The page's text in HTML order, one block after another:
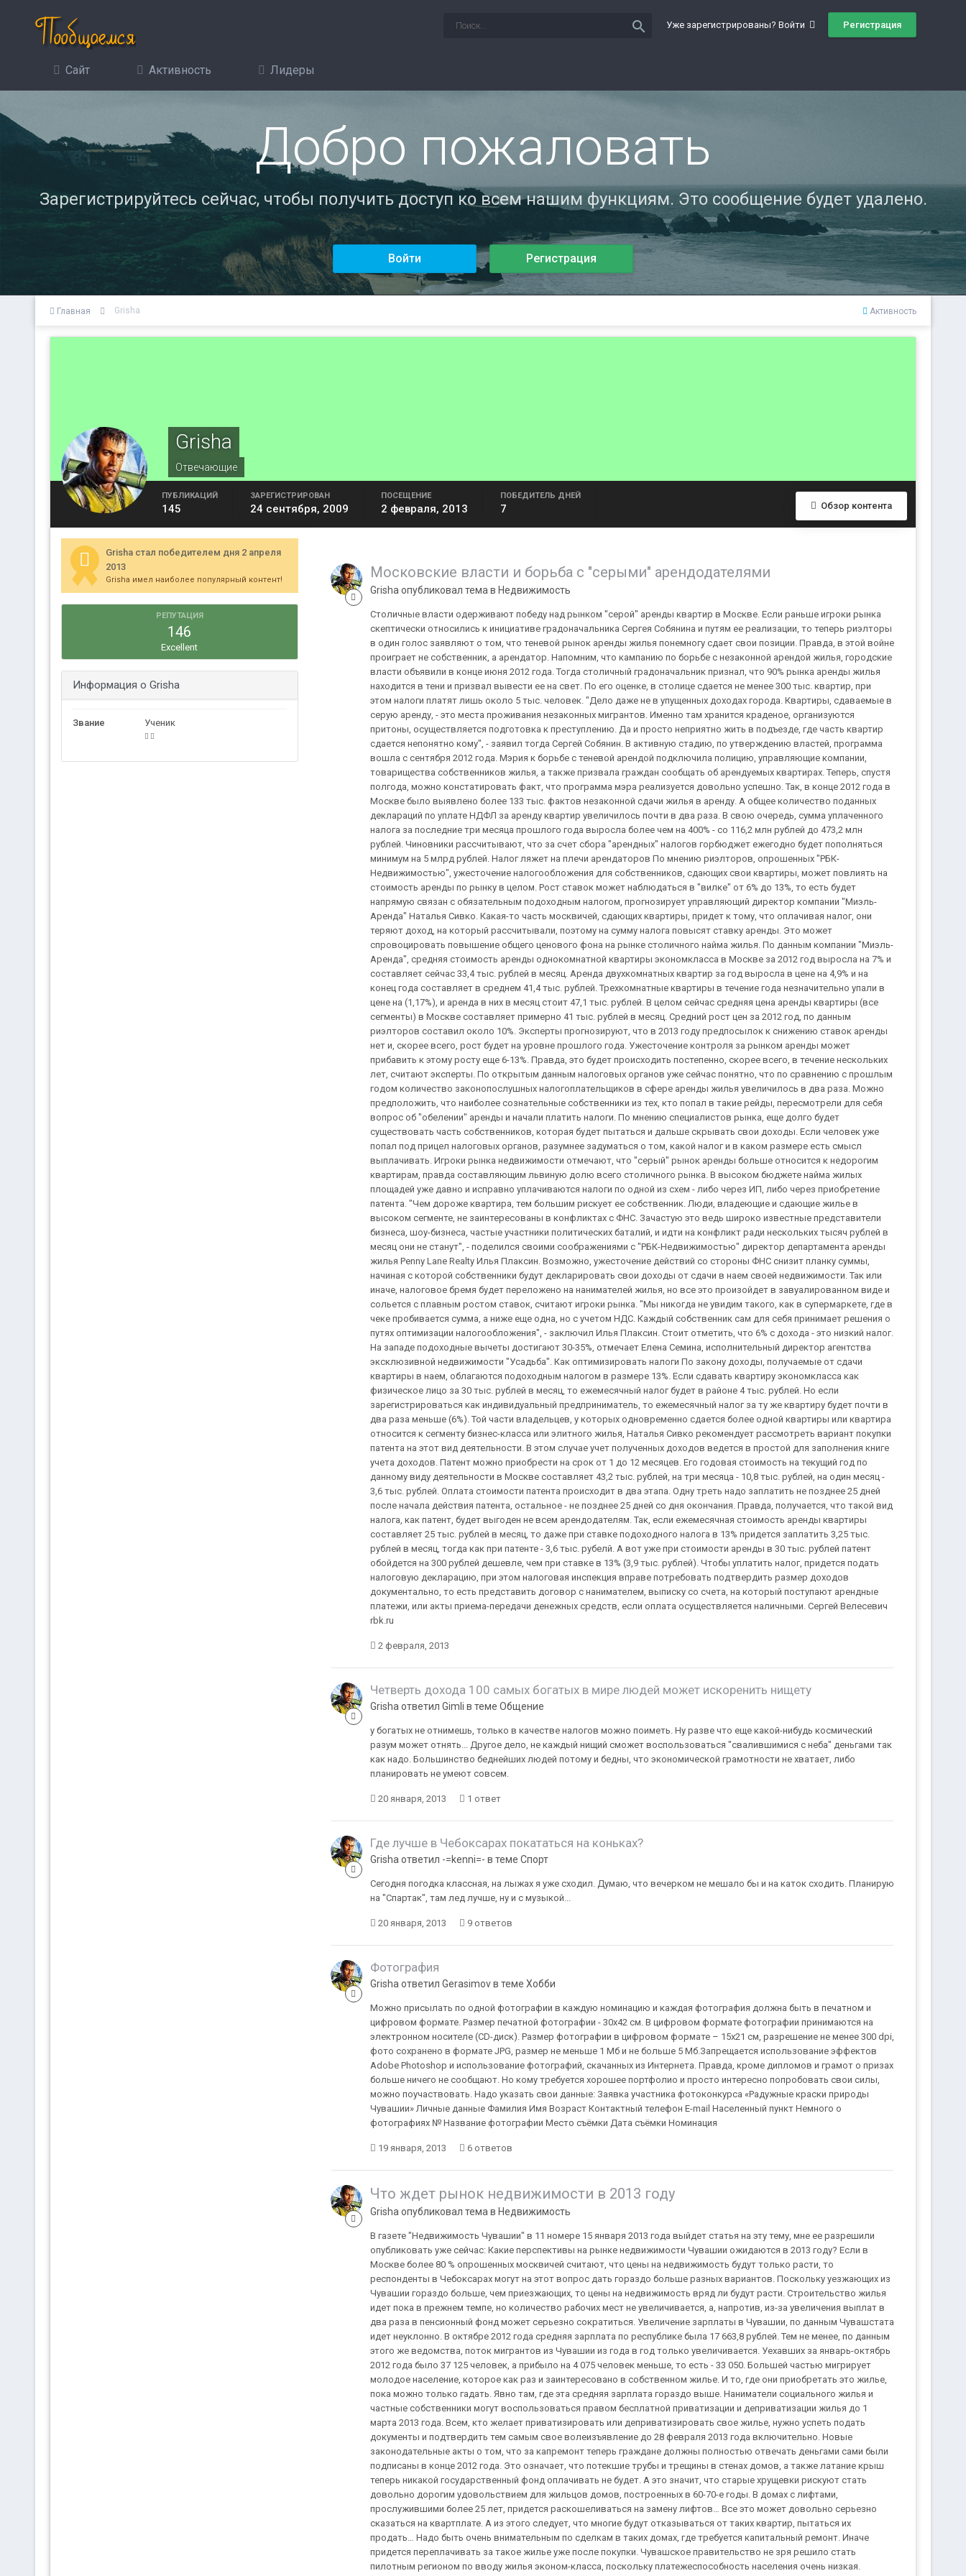
Уже зарегистрированы? Войти Регистрация
search
Сайт Активность Лидеры
Добро пожаловать
Зарегистрируйтесь сейчас, чтобы получить доступ ко всем нашим функциям. Это сообщение будет удалено.
Войти Регистрация
Активность
Главная Grisha
Grisha
Отвечающие
Обзор контента
ПУБЛИКАЦИЙ
145
ЗАРЕГИСТРИРОВАН
24 сентября, 2009
ПОСЕЩЕНИЕ
2 февраля, 2013
ПОБЕДИТЕЛЬ ДНЕЙ
7
Grisha стал победителем дня 2 апреля
2013
Grisha имел наиболее популярный контент!
РЕПУТАЦИЯ
146
Excellent
Информация о Grisha
Звание Ученик
Московские власти и борьба с "серыми" арендодателями
Grisha опубликовал тема в Недвижимость
Столичные власти одерживают победу над рынком "серой" аренды квартир в Москве. Если раньше игроки рынка
скептически относились к инициативе градоначальника Сергея Собянина и путям ее реализации, то теперь риэлторы
в один голос заявляют о том, что теневой рынок аренды жилья понемногу сдает свои позиции. Правда, в этой войне
проиграет не собственник, а арендатор. Напомним, что кампанию по борьбе с незаконной арендой жилья, городские
власти объявили в конце июня 2012 года. Тогда столичный градоначальник признал, что 90% рынка аренды жилья
находится в тени и призвал вывести ее на свет. По его оценке, в столице сдается не менее 300 тыс. квартир, при
этом налоги платят лишь около 5 тыс. человек. "Дело даже не в упущенных доходах города. Квартиры, сдаваемые в
серую аренду, - это места проживания незаконных мигрантов. Именно там хранится краденое, организуются
притоны, осуществляется подготовка к преступлению. Да и просто неприятно жить в подъезде, где часть квартир
сдается непонятно кому", - заявил тогда Сергей Собянин. В активную стадию, по утверждению властей, программа
вошла с сентября 2012 года. Мэрия к борьбе с теневой арендой подключила полицию, управляющие компании,
товарищества собственников жилья, а также призвала граждан сообщать об арендуемых квартирах. Теперь, спустя
полгода, можно констатировать факт, что программа мэра реализуется довольно успешно. Так, в конце 2012 года в
Москве было выявлено более 133 тыс. фактов незаконной сдачи жилья в аренду. А общее количество поданных
деклараций по уплате НДФЛ за аренду квартир увеличилось почти в два раза. В свою очередь, сумма уплаченного
налога за последние три месяца прошлого года выросла более чем на 400% - со 116,2 млн рублей до 473,2 млн
рублей. Чиновники рассчитывают, что за счет сбора "арендных" налогов горбюджет ежегодно будет пополняться
минимум на 5 млрд рублей. Налог ляжет на плечи арендаторов По мнению риэлторов, опрошенных "РБК-
Недвижимостью", ужесточение налогообложения для собственников, сдающих свои квартиры, может повлиять на
стоимость аренды по рынку в целом. Рост ставок может наблюдаться в "вилке" от 6% до 13%, то есть будет
напрямую связан с обязательным подоходным налогом, прогнозирует управляющий директор компании "Миэль-
Аренда" Наталья Сивко. Какая-то часть москвичей, сдающих квартиры, придет к тому, что оплачивая налог, они
теряют доход, на который рассчитывали, поэтому на сумму налога повысят ставку аренды. Это может
спровоцировать повышение общего ценового фона на рынке столичного найма жилья. По данным компании "Миэль-
Аренда", средняя стоимость аренды однокомнатной квартиры экономкласса в Москве за 2012 год выросла на 7% и
составляет сейчас 33,4 тыс. рублей в месяц. Аренда двухкомнатных квартир за год выросла в цене на 4,9% и на
конец года составляет в среднем 41,4 тыс. рублей. Трехкомнатные квартиры в течение года незначительно упали в
цене на (1,17%), и аренда в них в месяц стоит 47,1 тыс. рублей. В целом сейчас средняя цена аренды квартиры (все
сегменты) в Москве составляет примерно 41 тыс. рублей в месяц. Средний рост цен за 2012 год, по данным
риэлторов составил около 10%. Эксперты прогнозируют, что в 2013 году предпосылок к снижению ставок аренды
нет и, скорее всего, рост будет на уровне прошлого года. Ужесточение контроля за рынком аренды может
прибавить к этому росту еще 6-13%. Правда, это будет происходить постепенно, скорее всего, в течение нескольких
лет, считают эксперты. По открытым данным налоговых органов уже сейчас понятно, что по сравнению с прошлым
годом количество законопослушных налогоплательщиков в сфере аренды жилья увеличилось в два раза. Можно
предположить, что наиболее сознательные собственники из тех, кто попал в такие рейды, пересмотрели для себя
вопрос об "обелении" аренды и начали платить налоги. По мнению специалистов рынка, еще долго будет
существовать часть собственников, которая будет пытаться и дальше скрывать свои доходы. Если человек уже
попал под прицел налоговых органов, разумнее задуматься о том, какой налог и в каком размере есть смысл
выплачивать. Игроки рынка недвижимости отмечают, что "серый" рынок аренды больше относится к недорогим
квартирам, правда составляющим львиную долю всего столичного рынка. В высоком бюджете найма жилых
площадей уже давно и исправно уплачиваются налоги по одной из схем - либо через ИП, либо через приобретение
патента. "Чем дороже квартира, тем большим рискует ее собственник. Люди, владеющие и сдающие жилье в
высоком сегменте, не заинтересованы в конфликтах с ФНС. Зачастую это ведь широко известные представители
бизнеса, шоу-бизнеса, частые участники политических баталий, и идти на конфликт ради нескольких тысяч рублей в
месяц они не станут", - поделился своими соображениями с "РБК-Недвижимостью" директор департамента аренды
жилья Penny Lane Realty Илья Плаксин. Возможно, ужесточение действий со стороны ФНС снизит планку суммы,
начиная с которой собственники будут декларировать свои доходы от сдачи в наем своей недвижимости. Так или
иначе, налоговое бремя будет переложено на нанимателей жилья, но все это произойдет в завуалированном виде и
сольется с плавным ростом ставок, считают игроки рынка. "Мы никогда не увидим такого, как в супермаркете, где в
чеке пробивается сумма, а ниже еще одна, но с учетом НДС. Каждый собственник сам для себя принимает решения о
путях оптимизации налогообложения", - заключил Илья Плаксин. Стоит отметить, что 6% с дохода - это низкий налог.
На западе подоходные вычеты достигают 30-35%, отмечает Елена Семина, исполнительный директор агентства
эксклюзивной недвижимости "Усадьба". Как оптимизировать налоги По закону доходы, получаемые от сдачи
квартиры в наем, облагаются подоходным налогом в размере 13%. Если сдавать квартиру экономкласса как
физическое лицо за 30 тыс. рублей в месяц, то ежемесячный налог будет в районе 4 тыс. рублей. Но если
зарегистрироваться как индивидуальный предприниматель, то ежемесячный налог за ту же квартиру будет почти в
два раза меньше (6%). Той части владельцев, у которых одновременно сдается более одной квартиры или квартира
относится к сегменту бизнес-класса или элитного жилья, Наталья Сивко рекомендует рассмотреть вариант покупки
патента на этот вид деятельности. В этом случае учет полученных доходов ведется в простой для заполнения книге
учета доходов. Патент можно приобрести на срок от 1 до 12 месяцев. Его годовая стоимость на текущий год по
данному виду деятельности в Москве составляет 43,2 тыс. рублей, на три месяца - 10,8 тыс. рублей, на один месяц -
3,6 тыс. рублей. Оплата стоимости патента происходит в два этапа. Одну треть надо заплатить не позднее 25 дней
после начала действия патента, остальное - не позднее 25 дней со дня окончания. Правда, получается, что такой вид
налога, как патент, будет выгоден не всем арендодателям. Так, если ежемесячная стоимость аренды квартиры
составляет 25 тыс. рублей в месяц, то даже при ставке подоходного налога в 13% придется заплатить 3,25 тыс.
рублей в месяц, тогда как при патенте - 3,6 тыс. рубелй. А вот уже при стоимости аренды в 30 тыс. рублей патент
обойдется на 300 рублей дешевле, чем при ставке в 13% (3,9 тыс. рублей). Чтобы уплатить налог, придется подать
налоговую декларацию, при этом налоговая инспекция вправе потребовать подтвердить размер доходов
документально, то есть представить договор с нанимателем, выписку со счета, на который поступают арендные
платежи, или акты приема-передачи денежных средств, если оплата осуществляется наличными. Сергей Велесевич
rbk.ru
2 февраля, 2013
Четверть дохода 100 самых богатых в мире людей может искоренить нищету
Grisha ответил Gimli в теме Общение
у богатых не отнимешь, только в качестве налогов можно поиметь. Ну разве что еще какой-нибудь космический
разум может отнять... Другое дело, не каждый нищий сможет воспользоваться "свалившимися с неба" деньгами так
как надо. Большинство беднейших людей потому и бедны, что экономической грамотности не хватает, либо
планировать не умеют совсем.
20 января, 2013 1 ответ
Где лучше в Чебоксарах покататься на коньках?
Grisha ответил -=kenni=- в теме Спорт
Сегодня погодка классная, на лыжах я уже сходил. Думаю, что вечерком не мешало бы и на каток сходить. Планирую
на "Спартак", там лед лучше, ну и с музыкой...
20 января, 2013 9 ответов
Фотография
Grisha ответил Gerasimov в теме Хобби
Можно присылать по одной фотографии в каждую номинацию и каждая фотография должна быть в печатном и
цифровом формате. Размер печатной фотографии - 30х42 см. В цифровом формате фотографии принимаются на
электронном носителе (CD-диск). Размер фотографии в цифровом формате – 15x21 см, разрешение не менее 300 dpi,
фото сохранено в формате JPG, размер не меньше 1 Мб и не больше 5 Мб.Запрещается использование эффектов
Adobe Photoshop и использование фотографий, скачанных из Интернета. Правда, кроме дипломов и грамот о призах
больше ничего не сообщают. Но кому требуется хорошее портфолио и просто интересно попробовать свои силы,
можно поучаствовать. Надо указать свои данные: Заявка участника фотоконкурса «Радужные краски природы
Чувашии» Личные данные Фамилия Имя Возраст Контактный телефон Е-mail Населенный пункт Немного о
фотографиях № Название фотографии Место съёмки Дата съёмки Номинация
19 января, 2013 6 ответов
Что ждет рынок недвижимости в 2013 году
Grisha опубликовал тема в Недвижимость
В газете "Недвижимость Чувашии" в 11 номере 15 января 2013 года выйдет статья на эту тему, мне ее разрешили
опубликовать уже сейчас: Какие перспективы на рынке недвижимости Чувашии ожидаются в 2013 году? Если в
Москве более 80 % опрошенных москвичей считают, что цены на недвижимость будут только расти, то
респонденты в Чебоксарах могут на этот вопрос дать гораздо больше разных вариантов. Поскольку уезжающих из
Чувашии гораздо больше, чем приезжающих, то цены на недвижимость вряд ли будут расти. Строительство жилья
идет пока в прежнем темпе, но количество рабочих мест не увеличивается, а, напротив, из-за увеличения выплат в
два раза в пенсионный фонд может серьезно сократиться. Увеличение зарплаты в Чувашии, по данным Чувашстата
идет неуклонно. В октябре 2012 года средняя зарплата по республике была 17 663,8 рублей. Тем не менее, по данным
этого же ведомства, поток мигрантов из Чувашии из года в год только увеличивается. Уехавших за январь-октябрь
2012 года было 37 125 человек, а прибыло на 4 075 человек меньше, то есть - 33 050. Большей частью мигрирует
молодое население, которое как раз и заинтересовано в собственном жилье. И то, где они приобретать это жилье,
пока можно только гадать. Явно там, где эта средняя зарплата гораздо выше. Наниматели социального жилья и
частные собственники могут воспользоваться правом бесплатной приватизации и деприватизации жилья до 1
марта 2013 года. Всем, кто желает приватизировать или деприватизировать свое жилье, нужно успеть подать
документы и подтвердить тем самым свое волеизъявление до 28 февраля 2013 года включительно. Новые
законодательные акты о том, что за капремонт теперь граждане должны полностью отвечать деньгами сами были
подписаны в конце 2012 года. Это означает, что потекшие трубы и трещины в стенах домов, а также латание крыш
теперь никакой государственный фонд оплачивать не будет. А это значит, что старые хрущевки рискуют стать
довольно дорогим удовольствием для жильцов домов, построенных в 60-70-е годы. В домах с лифтами,
прослужившими более 25 лет, придется раскошеливаться на замену лифтов… Все это может довольно серьезно
сказаться на квартплате. А из этого следует, что многие будут отказываться от таких квартир, пытаться их
продать… Надо быть очень внимательным по сделкам в таких домах, где требуется капитальный ремонт. Иначе
придется переплачивать за такое жилье уже после покупки. Чувашское правительство не зря решило стать
пилотным регионом по вводу жилья эконом-класса, поскольку платежеспособность населения очень низкая.